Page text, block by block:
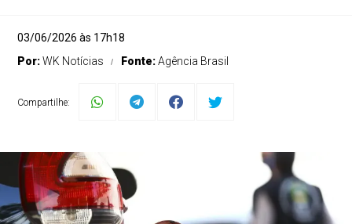
03/06/2026 às 17h18
Por:WK Notícias Fonte:Agência Brasil
Compartilhe: